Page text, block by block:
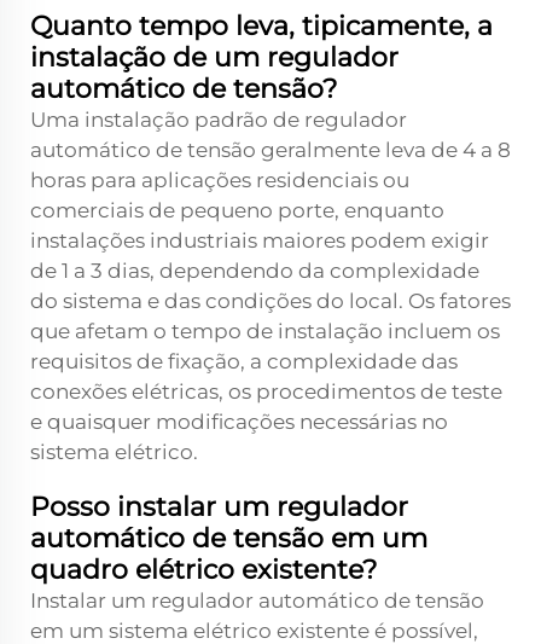
Quanto tempo leva, tipicamente, a
instalação de um regulador
automático de tensão?
Uma instalação padrão de regulador
automático de tensão geralmente leva de 4 a 8
horas para aplicações residenciais ou
comerciais de pequeno porte, enquanto
instalações industriais maiores podem exigir
de 1 a 3 dias, dependendo da complexidade
do sistema e das condições do local. Os fatores
que afetam o tempo de instalação incluem os
requisitos de fixação, a complexidade das
conexões elétricas, os procedimentos de teste
e quaisquer modificações necessárias no
sistema elétrico.
Posso instalar um regulador
automático de tensão em um
quadro elétrico existente?
Instalar um regulador automático de tensão
em um sistema elétrico existente é possível,